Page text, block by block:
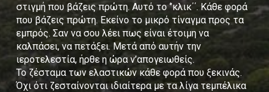
στιγμή που βάζεις πρώτη. Αυτό το ‘’κλικ΄΄. Κάθε φορά
που βάζεις πρώτη. Εκείνο το μικρό τίναγμα προς τα
εμπρός. Σαν να σου λέει πως είναι έτοιμη να
καλπάσει, να πετάξει. Μετά από αυτήν την
ιεροτελεστία, ήρθε η ώρα ν’απογειωθείς.
Το ζέσταμα των ελαστικών κάθε φορά που ξεκινάς.
Όχι ότι ζεσταίνονται ιδιαίτερα με τα λίγα τεμπέλικα